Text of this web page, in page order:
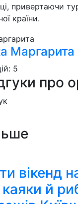
привертаючи
країни.
Маргарита
5
про
вікенд
й